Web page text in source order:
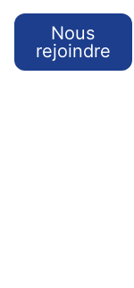
Nous
rejoindre